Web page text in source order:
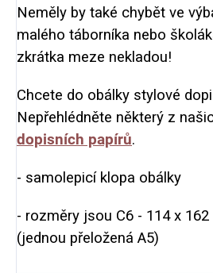
Neměly by také chybět ve
malého táborníka nebo
zkrátka meze nekladou!
Chcete do obálky stylové
Nepřehlédněte některý z
dopisních papírů.
- samolepicí klopa obálky
- rozměry jsou C6 - 114 x 162
(jednou přeložená A5)